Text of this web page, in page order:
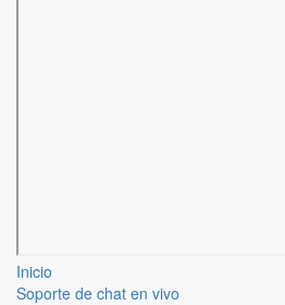
Inicio
Soporte de chat en vivo